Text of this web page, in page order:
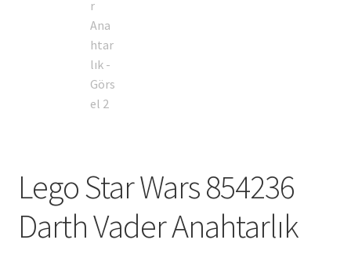
Lego Star Wars 854236
Darth Vader Anahtarlık